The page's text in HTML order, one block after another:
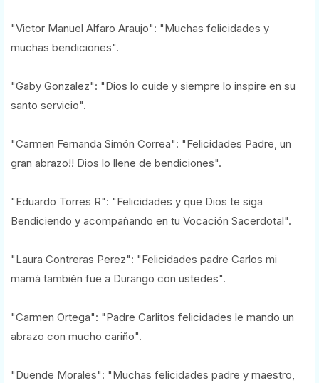
"Victor Manuel Alfaro Araujo": "Muchas felicidades y
muchas bendiciones".
"Gaby Gonzalez": "Dios lo cuide y siempre lo inspire en su
santo servicio".
"Carmen Fernanda Simón Correa": "Felicidades Padre, un
gran abrazo!! Dios lo llene de bendiciones".
"Eduardo Torres R": "Felicidades y que Dios te siga
Bendiciendo y acompañando en tu Vocación Sacerdotal".
"Laura Contreras Perez": "Felicidades padre Carlos mi
mamá también fue a Durango con ustedes".
"Carmen Ortega": "Padre Carlitos felicidades le mando un
abrazo con mucho cariño".
"Duende Morales": "Muchas felicidades padre y maestro,